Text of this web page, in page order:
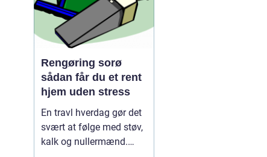
Rengøring sorø
sådan får du et rent
hjem uden stress
En travl hverdag gør det
svært at følge med støv,
kalk og nullermænd.